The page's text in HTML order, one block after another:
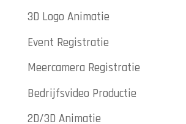
3D Logo Animatie
Event Registratie
Meercamera Registratie
Bedrijfsvideo Productie
2D/3D Animatie